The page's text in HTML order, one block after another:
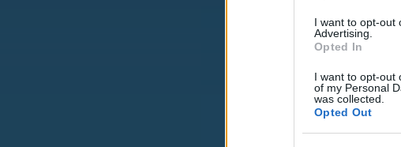
I want to opt-out
Advertising.
Opted In
I want to opt-out
of my Personal
was collected.
Opted Out